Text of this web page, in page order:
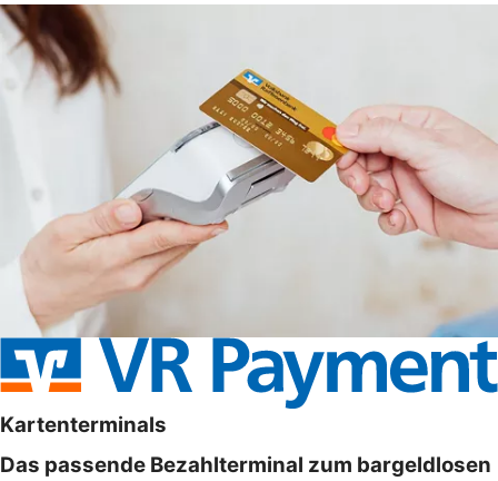
Kartenterminals
Das passende Bezahlterminal zum bargeldlosen